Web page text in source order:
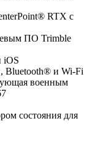
RTX с
ПО Trimble
iOS
Bluetooth® и Wi-Fi
военным
состояния для